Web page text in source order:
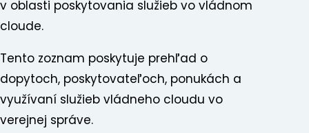
v oblasti poskytovania služieb vo vládnom
cloude.
Tento zoznam poskytuje prehľad o
dopytoch, poskytovateľoch, ponukách a
využívaní služieb vládneho cloudu vo
verejnej správe.